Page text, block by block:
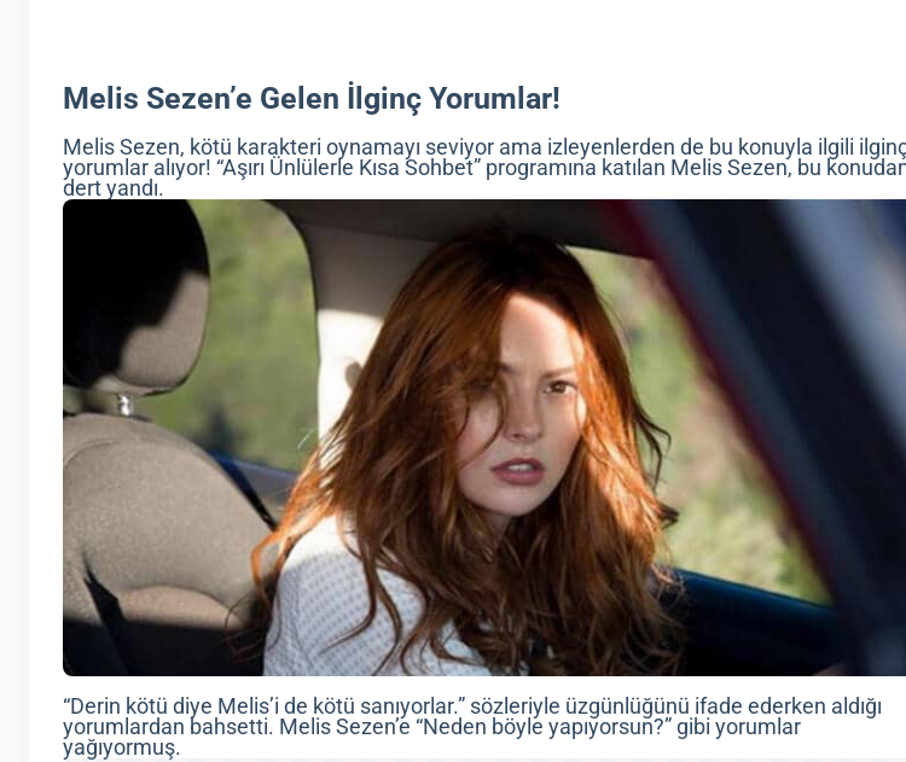
Melis Sezen’e Gelen İlginç Yorumlar!
Melis Sezen, kötü karakteri oynamayı seviyor ama izleyenlerden de bu konuyla ilgili
yorumlar alıyor! “Aşırı Ünlülerle Kısa Sohbet” programına katılan Melis Sezen, bu
dert yandı.
“Derin kötü diye Melis’i de kötü sanıyorlar.” sözleriyle üzgünlüğünü ifade ederken aldığı
yorumlardan bahsetti. Melis Sezen’e “Neden böyle yapıyorsun?” gibi yorumlar
yağıyormuş.